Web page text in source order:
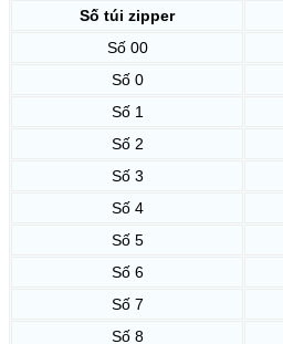
Số túi zipper
Số 00
Số 0
Số 1
Số 2
Số 3
Số 4
Số 5
Số 6
Số 7
Số 8